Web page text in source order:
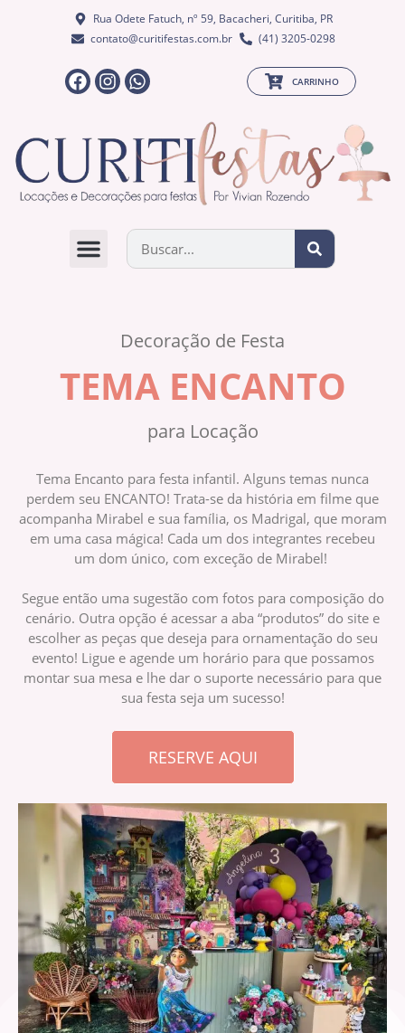
Rua Odete Fatuch, nº 59, Bacacheri, Curitiba, PR
contato@curitifestas.com.br
(41) 3205-0298
CARRINHO
Decoração de Festa
TEMA ENCANTO
para Locação
Tema Encanto para festa infantil. Alguns temas nunca
perdem seu ENCANTO! Trata-se da história em filme que
acompanha Mirabel e sua família, os Madrigal, que moram
em uma casa mágica! Cada um dos integrantes recebeu
um dom único, com exceção de Mirabel!
Segue então uma sugestão com fotos para composição do
cenário. Outra opção é acessar a aba “produtos” do site e
escolher as peças que deseja para ornamentação do seu
evento! Ligue e agende um horário para que possamos
montar sua mesa e lhe dar o suporte necessário para que
sua festa seja um sucesso!
RESERVE AQUI